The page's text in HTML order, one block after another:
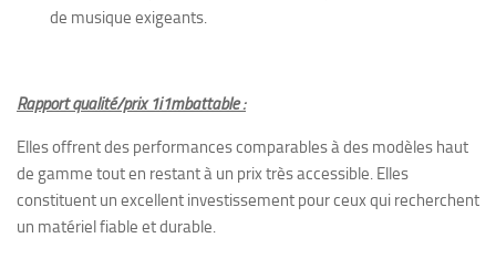
de musique exigeants.
Rapport qualité/prix 1i1mbattable :
Elles offrent des performances comparables à des modèles haut
de gamme tout en restant à un prix très accessible. Elles
constituent un excellent investissement pour ceux qui recherchent
un matériel fiable et durable.